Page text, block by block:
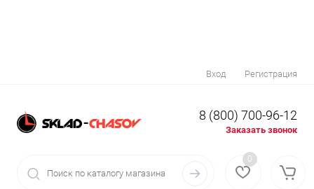
Вход Регистрация
8 (800) 700-96-12
Заказать звонок
0